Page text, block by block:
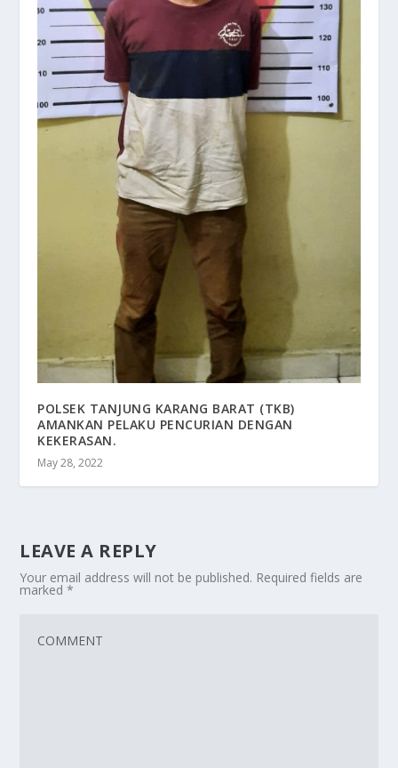
POLSEK TANJUNG KARANG BARAT (TKB)
AMANKAN PELAKU PENCURIAN DENGAN
KEKERASAN.
May 28, 2022
LEAVE A REPLY
Your email address will not be published. Required fields are
marked*